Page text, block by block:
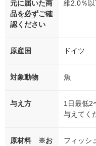
元に届いた商
品を必ずご確
認ください
維2.0％
原産国 ドイツ
対象動物 魚
与え方
1日最低2
与えてく
原材料 ※お
フィッシ